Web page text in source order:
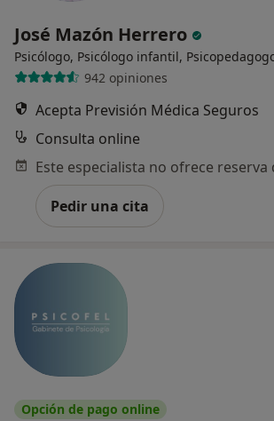
José Mazón Herrero
Psicólogo, Psicólogo infantil,
942 opiniones
Acepta Previsión Médica Seguros
Consulta online
Pedir una cita
Opción de pago online